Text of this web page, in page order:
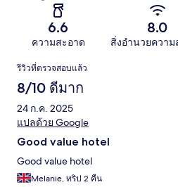
6.6
ความสะอาด
8.0
สิ่งอำนวยควา
รีวิว
รีวิวที่ตรวจสอบแล้ว
8/10 ดีมาก
24 ก.ค. 2025
แปลด้วย Google
Good value hotel
Good value hotel
Melanie, ทริป 2 คืน